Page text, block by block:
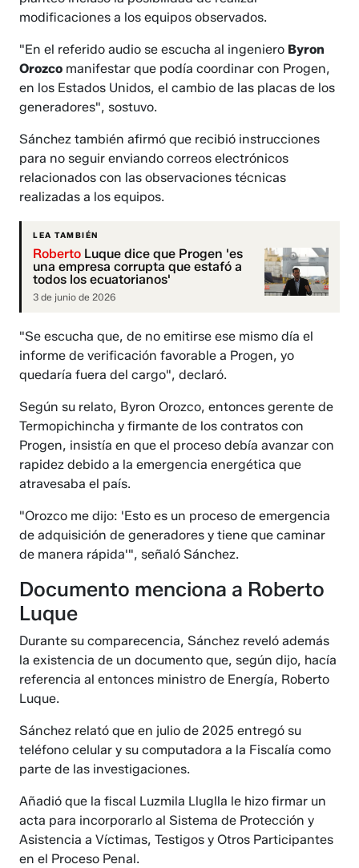
modificaciones a los equipos observados.
"En el referido audio se escucha al ingeniero Byron
Orozco manifestar que podía coordinar con Progen,
en los Estados Unidos, el cambio de las placas de los
generadores", sostuvo.
Sánchez también afirmó que recibió instrucciones
para no seguir enviando correos electrónicos
relacionados con las observaciones técnicas
realizadas a los equipos.
LEA TAMBIÉN
Roberto Luque dice que Progen 'es
una empresa corrupta que estafó a
todos los ecuatorianos'
3 de junio de 2026
"Se escucha que, de no emitirse ese mismo día el
informe de verificación favorable a Progen, yo
quedaría fuera del cargo", declaró.
Según su relato, Byron Orozco, entonces gerente de
Termopichincha y firmante de los contratos con
Progen, insistía en que el proceso debía avanzar con
rapidez debido a la emergencia energética que
atravesaba el país.
"Orozco me dijo: 'Esto es un proceso de emergencia
de adquisición de generadores y tiene que caminar
de manera rápida'", señaló Sánchez.
Documento menciona a Roberto
Luque
Durante su comparecencia, Sánchez reveló además
la existencia de un documento que, según dijo, hacía
referencia al entonces ministro de Energía, Roberto
Luque.
Sánchez relató que en julio de 2025 entregó su
teléfono celular y su computadora a la Fiscalía como
parte de las investigaciones.
Añadió que la fiscal Luzmila Lluglla le hizo firmar un
acta para incorporarlo al Sistema de Protección y
Asistencia a Víctimas, Testigos y Otros Participantes
en el Proceso Penal.